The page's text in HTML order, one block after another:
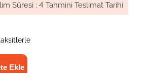
Süresi : 4 Tahmini Teslimat Tarihi